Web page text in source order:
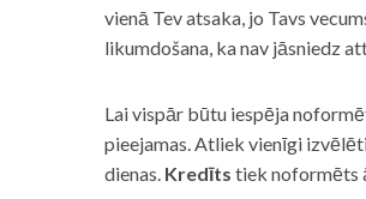
vienā Tev atsaka, jo Tavs
likumdošana, ka nav jāsniedz
Lai vispār būtu iespēja
pieejamas. Atliek vienīgi
dienas. Kredīts tiek noformēts